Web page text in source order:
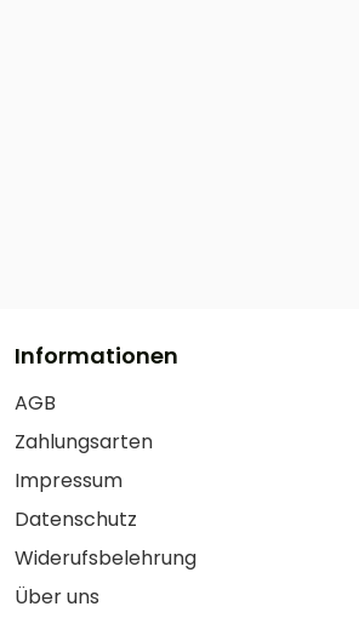
Informationen
AGB
Zahlungsarten
Impressum
Datenschutz
Widerufsbelehrung
Über uns